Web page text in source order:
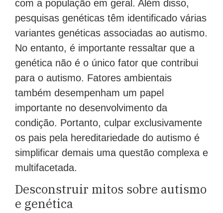
com a população em geral. Além disso,
pesquisas genéticas têm identificado várias
variantes genéticas associadas ao autismo.
No entanto, é importante ressaltar que a
genética não é o único fator que contribui
para o autismo. Fatores ambientais
também desempenham um papel
importante no desenvolvimento da
condição. Portanto, culpar exclusivamente
os pais pela hereditariedade do autismo é
simplificar demais uma questão complexa e
multifacetada.
Desconstruir mitos sobre autismo
e genética